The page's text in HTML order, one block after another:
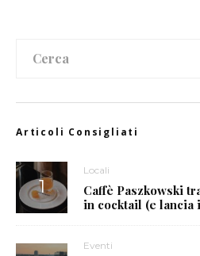
Articoli Consigliati
Locali
Caffè Paszkowski
in cocktail (e
Eventi